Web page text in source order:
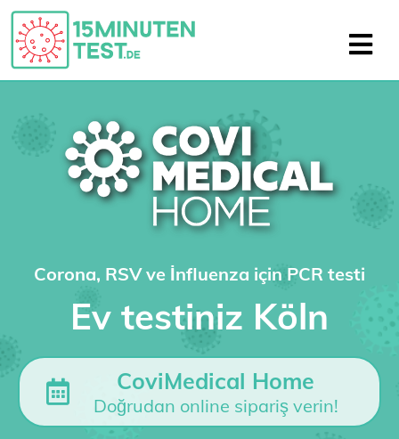
Corona, RSV ve İnfluenza için PCR testi
Ev testiniz Köln
CoviMedical Home
Doğrudan online sipariş verin!